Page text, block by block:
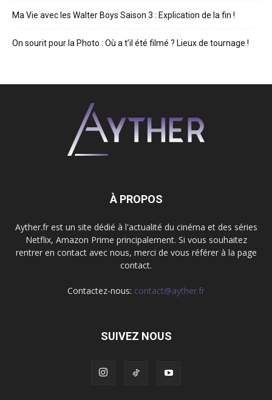
Ma Vie avec les Walter Boys Saison 3 : Explication de la fin !
On sourit pour la Photo : Où a t’il été filmé ? Lieux de tournage !
À PROPOS
Ayther.fr est un site dédié à l'actualité du cinéma et des séries
Netflix, Amazon Prime principalement. Si vous souhaitez
rentrer en contact avec nous, merci de vous référer à la page
contact.
Contactez-nous: contact@ayther.fr
SUIVEZ NOUS